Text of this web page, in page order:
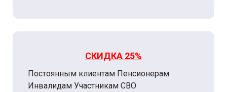
СКИДКА 25%
Постоянным клиентам Пенсионерам
Инвалидам Участникам СВО